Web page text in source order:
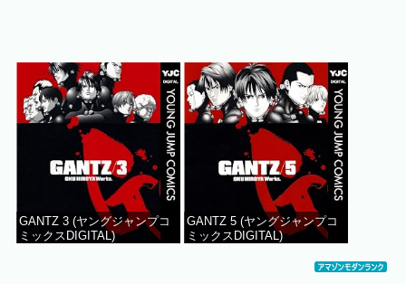
GANTZ 3 (ヤングジャンプコ
ミックスDIGITAL)
GANTZ 5 (ヤングジャンプコ
ミックスDIGITAL)